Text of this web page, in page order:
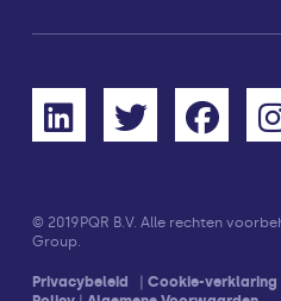
© 2019 PQR B.V. Alle rechten
Group.
Privacybeleid Cookie-verklaring